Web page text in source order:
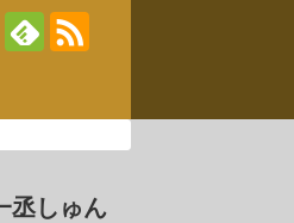
丞しゅん